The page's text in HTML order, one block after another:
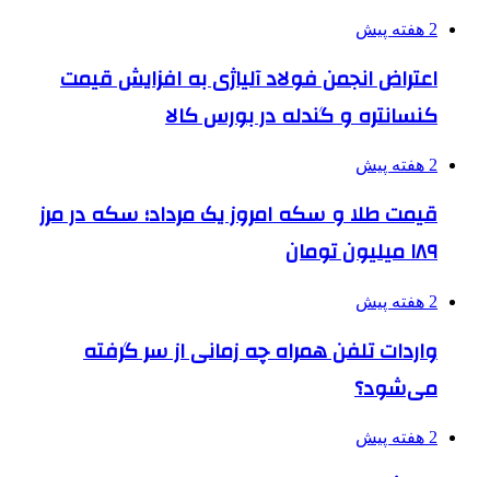
2 هفته پیش
اعتراض انجمن فولاد آلیاژی به افزایش قیمت
کنسانتره و گندله در بورس کالا
2 هفته پیش
قیمت طلا و سکه امروز یک مرداد؛ سکه در مرز
۱۸۹ میلیون تومان
2 هفته پیش
واردات تلفن همراه چه زمانی از سر گرفته
می‌شود؟
2 هفته پیش